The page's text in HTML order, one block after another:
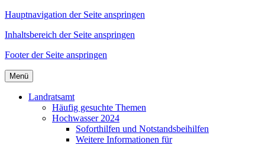
Hauptnavigation der Seite anspringen
Inhaltsbereich der Seite anspringen
Footer der Seite anspringen
Menü
Landratsamt
Häufig gesuchte Themen
Hochwasser 2024
Soforthilfen und Notstandsbeihilfen
Weitere Informationen für